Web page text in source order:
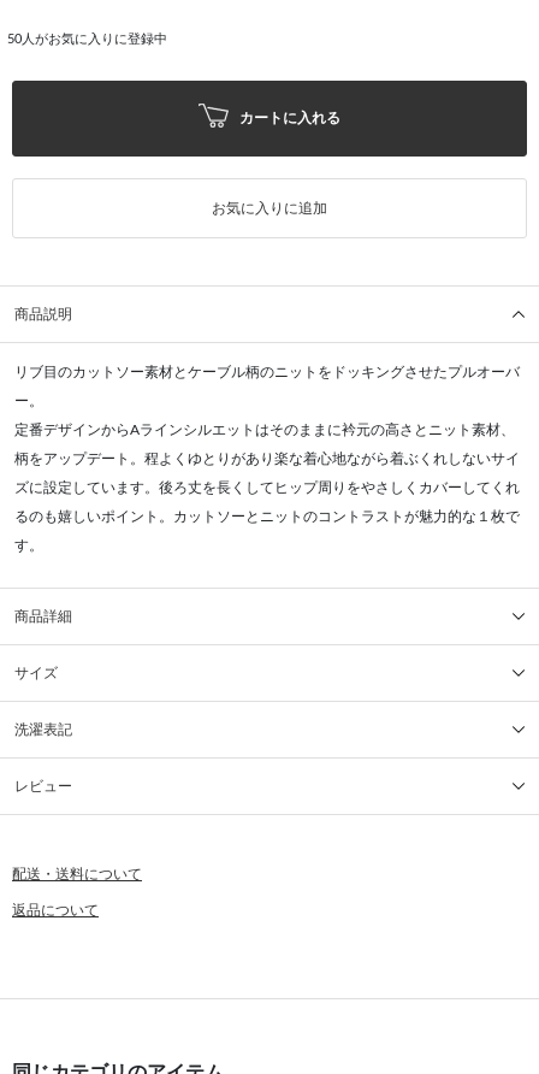
50 人がお気に入りに登録中
カートに入れる
お気に入りに追加
商品説明
リブ目のカットソー素材とケーブル柄のニットをドッキングさせたプルオーバ
ー。
定番デザインからAラインシルエットはそのままに衿元の高さとニット素材、
柄をアップデート。程よくゆとりがあり楽な着心地ながら着ぶくれしないサイ
ズに設定しています。後ろ丈を長くしてヒップ周りをやさしくカバーしてくれ
るのも嬉しいポイント。カットソーとニットのコントラストが魅力的な１枚で
す。
商品詳細
サイズ
洗濯表記
レビュー
配送・送料について
返品について